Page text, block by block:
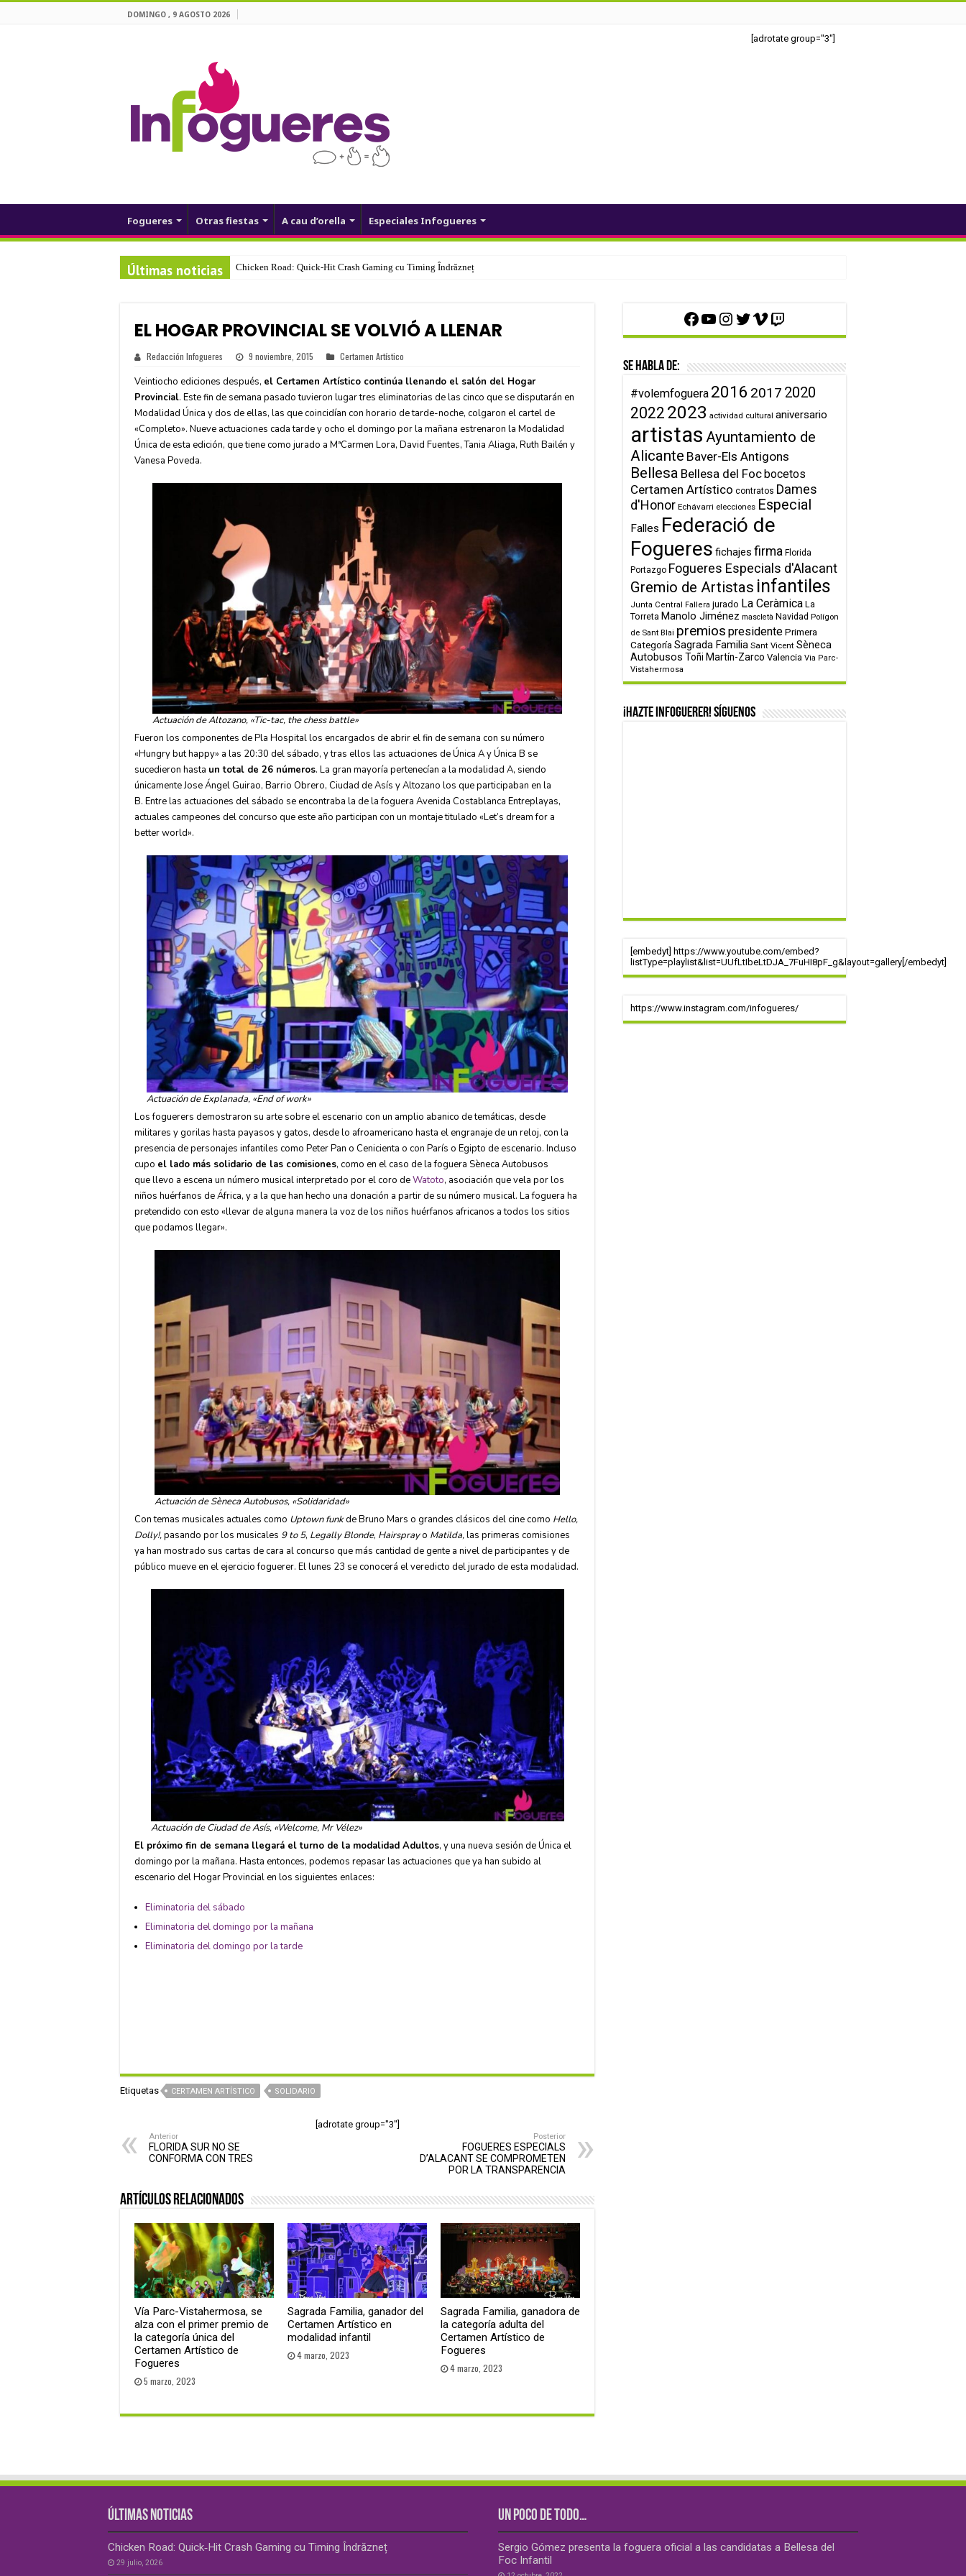
DOMINGO , 9 AGOSTO 2026
[adrotate group="3"]
Fogueres Otras fiestas A cau d’orella Especiales Infogueres
Últimas noticias Chicken Road: Quick‑Hit Crash Gaming cu Timing Îndrăzneț
EL HOGAR PROVINCIAL SE VOLVIÓ A LLENAR
Redacción Infogueres 9 noviembre, 2015 Certamen Artístico
Veintiocho ediciones después, el Certamen Artístico continúa llenando el salón del Hogar
Provincial. Este fin de semana pasado tuvieron lugar tres eliminatorias de las cinco que se disputarán en
Modalidad Única y dos de ellas, las que coincidían con horario de tarde-noche, colgaron el cartel de
«Completo». Nueve actuaciones cada tarde y ocho el domingo por la mañana estrenaron la Modalidad
Única de esta edición, que tiene como jurado a MªCarmen Lora, David Fuentes, Tania Aliaga, Ruth Bailén y
Vanesa Poveda.
Actuación de Altozano, «Tic-tac, the chess battle»
Fueron los componentes de Pla Hospital los encargados de abrir el fin de semana con su número
«Hungry but happy» a las 20:30 del sábado, y tras ellos las actuaciones de Única A y Única B se
sucedieron hasta un total de 26 números. La gran mayoría pertenecían a la modalidad A, siendo
únicamente Jose Ángel Guirao, Barrio Obrero, Ciudad de Asís y Altozano los que participaban en la
B. Entre las actuaciones del sábado se encontraba la de la foguera Avenida Costablanca Entreplayas,
actuales campeones del concurso que este año participan con un montaje titulado «Let’s dream for a
better world».
Actuación de Explanada, «End of work»
Los foguerers demostraron su arte sobre el escenario con un amplio abanico de temáticas, desde
militares y gorilas hasta payasos y gatos, desde lo afroamericano hasta el engranaje de un reloj, con la
presencia de personajes infantiles como Peter Pan o Cenicienta o con París o Egipto de escenario. Incluso
cupo el lado más solidario de las comisiones, como en el caso de la foguera Sèneca Autobusos
que llevo a escena un número musical interpretado por el coro deWatoto, asociación que vela por los
niños huérfanos de África, y a la que han hecho una donación a partir de su número musical. La foguera ha
pretendido con esto «llevar de alguna manera la voz de los niños huérfanos africanos a todos los sitios
que podamos llegar».
Actuación de Sèneca Autobusos, «Solidaridad»
Con temas musicales actuales como Uptown funkde Bruno Mars o grandes clásicos del cine como Hello,
Dolly!,pasando por los musicales 9 to 5, Legally Blonde, Hairsprayo Matilda,las primeras comisiones
ya han mostrado sus cartas de cara al concurso que más cantidad de gente a nivel de participantes y de
público mueve en el ejercicio foguerer. El lunes 23 se conocerá el veredicto del jurado de esta modalidad.
Actuación de Ciudad de Asís, «Welcome, Mr Vélez»
El próximo fin de semana llegará el turno de la modalidad Adultos, y una nueva sesión de Única el
domingo por la mañana. Hasta entonces, podemos repasar las actuaciones que ya han subido al
escenario del Hogar Provincial en los siguientes enlaces:
Eliminatoria del sábado
Eliminatoria del domingo por la mañana
Eliminatoria del domingo por la tarde
Etiquetas CERTAMEN ARTÍSTICO SOLIDARIO
[adrotate group="3"]
Anterior
FLORIDA SUR NO SE
CONFORMA CON TRES
Posterior
FOGUERES ESPECIALS
D’ALACANT SE COMPROMETEN
POR LA TRANSPARENCIA
Artículos relacionados
Vía Parc-Vistahermosa, se
alza con el primer premio de
la categoría única del
Certamen Artístico de
Fogueres
5 marzo, 2023
Sagrada Familia, ganador del
Certamen Artístico en
modalidad infantil
4 marzo, 2023
Sagrada Familia, ganadora de
la categoría adulta del
Certamen Artístico de
Fogueres
4 marzo, 2023
Facebook
YouTube
Instagram
Twitter
VimeoTwitch
Se habla de:
#volemfoguera 2016 2017 2020
2022 2023 actividad cultural aniversario
artistas Ayuntamiento de
Alicante Baver-Els Antigons
Bellesa Bellesa del Focbocetos
Certamen Artístico contratos Dames
d'Honor Echávarri elecciones Especial
Falles Federació de
Fogueres fichajes firma Florida
Portazgo Fogueres Especials d'Alacant
Gremio de Artistas infantiles
Junta Central Fallera jurado La Ceràmica La
Torreta Manolo Jiménez mascletà Navidad Polígon
de Sant Blai premios presidentePrimera
Categoría Sagrada Familia Sant Vicent Sèneca
Autobusos Toñi Martín-Zarco Valencia Via Parc-
Vistahermosa
¡Hazte infoguerer! Síguenos
[embedyt] https://www.youtube.com/embed?
listType=playlist&list=UUfLtIbeLtDJA_7FuHI8pF_g&layout=gallery[/embedyt]
https://www.instagram.com/infogueres/
ÚLTIMAS NOTICIAS
Chicken Road: Quick‑Hit Crash Gaming cu Timing Îndrăzneț
29 julio, 2026
UN POCO DE TODO…
Sergio Gómez presenta la foguera oficial a las candidatas a Bellesa del
Foc Infantil